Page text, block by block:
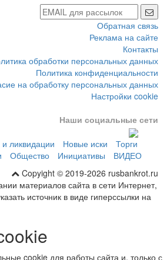
Обратная связь
Реклама на сайте
Контакты
обработки персональных данных
Политика конфиденциальности
на обработку персональных данных
Настройки cookie
Наши социальные сети
и ликвидации Новые иски
Торги
Общество Инициативы
ВИДЕО
Copyight © 2019-2026 rusbankrot.ru
материалов сайта в сети Интернет,
источник в виде гиперссылки на
cookie для работы сайта и, только с